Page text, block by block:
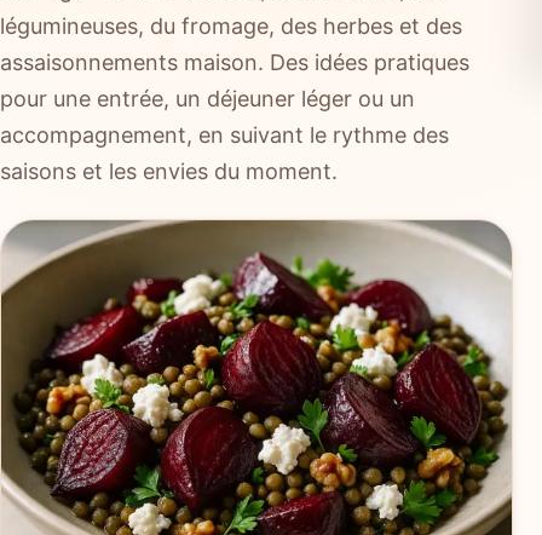
légumineuses, du fromage, des herbes et des
assaisonnements maison. Des idées pratiques
pour une entrée, un déjeuner léger ou un
accompagnement, en suivant le rythme des
saisons et les envies du moment.